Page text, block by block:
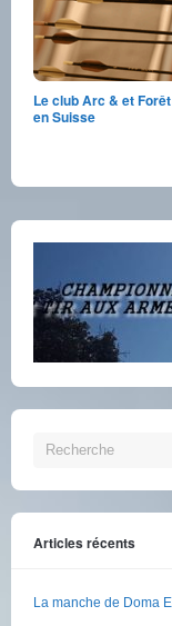
Le club Arc & et
en Suisse
Articles récents
La manche de Doma